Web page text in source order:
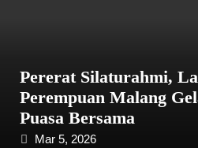
Pererat Silaturahmi,
Perempuan Malang
Puasa Bersama
Mar 5, 2026